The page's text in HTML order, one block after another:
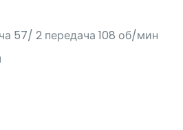
57/ 2 передача 108 об/мин